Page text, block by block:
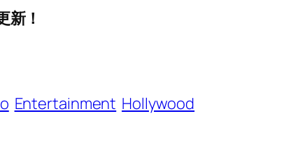
！
Entertainment Hollywood